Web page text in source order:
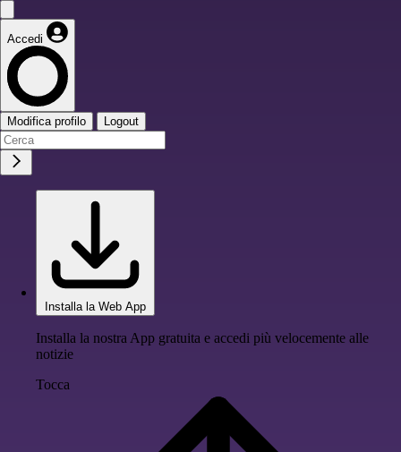
Accedi
Modifica profilo Logout
Installa la Web App
Installa la nostra App gratuita e accedi più velocemente alle
notizie
Tocca